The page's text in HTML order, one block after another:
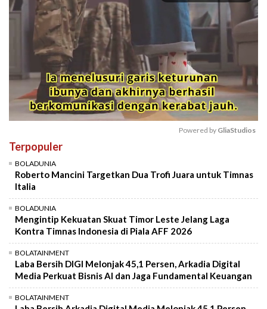
Powered by GliaStudios
Terpopuler
BOLADUNIA
Roberto Mancini Targetkan Dua Trofi Juara untuk Timnas
Italia
BOLADUNIA
Mengintip Kekuatan Skuat Timor Leste Jelang Laga
Kontra Timnas Indonesia di Piala AFF 2026
BOLATAINMENT
Laba Bersih DIGI Melonjak 45,1 Persen, Arkadia Digital
Media Perkuat Bisnis AI dan Jaga Fundamental Keuangan
BOLATAINMENT